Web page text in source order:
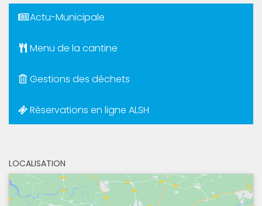
Actu-Municipale
Menu de la cantine
Gestions des déchets
Réservations en ligne ALSH
LOCALISATION